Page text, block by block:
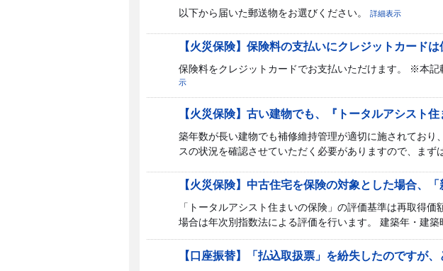
以下から届いた郵送物をお選びください。 詳細表示
【火災保険】保険料の支払いにクレジットカードは
保険料をクレジットカードでお支払いただけます。 ※本
示
【火災保険】古い建物でも、『トータルアシスト
築年数が長い建物でも補修維持管理が適切に施されてお
スの状況を確認させていただく必要がありますので、まず
【火災保険】中古住宅を保険の対象とした場合、
「トータルアシスト住まいの保険」の評価基準は再取得
場合は年次別指数法による評価を行います。 建築年・建築
【口座振替】「払込取扱票」を紛失したのですが